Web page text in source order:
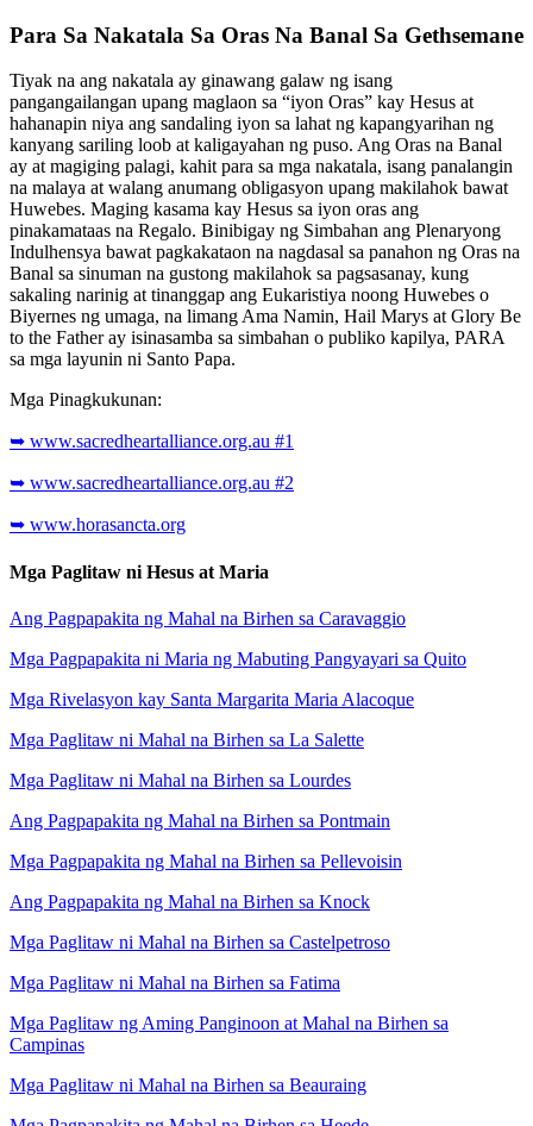
Para Sa Nakatala Sa Oras Na Banal Sa Gethsemane
Tiyak na ang nakatala ay ginawang galaw ng isang
pangangailangan upang maglaon sa “iyon Oras” kay Hesus at
hahanapin niya ang sandaling iyon sa lahat ng kapangyarihan ng
kanyang sariling loob at kaligayahan ng puso. Ang Oras na Banal
ay at magiging palagi, kahit para sa mga nakatala, isang panalangin
na malaya at walang anumang obligasyon upang makilahok bawat
Huwebes. Maging kasama kay Hesus sa iyon oras ang
pinakamataas na Regalo. Binibigay ng Simbahan ang Plenaryong
Indulhensya bawat pagkakataon na nagdasal sa panahon ng Oras na
Banal sa sinuman na gustong makilahok sa pagsasanay, kung
sakaling narinig at tinanggap ang Eukaristiya noong Huwebes o
Biyernes ng umaga, na limang Ama Namin, Hail Marys at Glory Be
to the Father ay isinasamba sa simbahan o publiko kapilya, PARA
sa mga layunin ni Santo Papa.
Mga Pinagkukunan:
➥ www.sacredheartalliance.org.au #1
➥ www.sacredheartalliance.org.au #2
➥ www.horasancta.org
Mga Paglitaw ni Hesus at Maria
Ang Pagpapakita ng Mahal na Birhen sa Caravaggio
Mga Pagpapakita ni Maria ng Mabuting Pangyayari sa Quito
Mga Rivelasyon kay Santa Margarita Maria Alacoque
Mga Paglitaw ni Mahal na Birhen sa La Salette
Mga Paglitaw ni Mahal na Birhen sa Lourdes
Ang Pagpapakita ng Mahal na Birhen sa Pontmain
Mga Pagpapakita ng Mahal na Birhen sa Pellevoisin
Ang Pagpapakita ng Mahal na Birhen sa Knock
Mga Paglitaw ni Mahal na Birhen sa Castelpetroso
Mga Paglitaw ni Mahal na Birhen sa Fatima
Mga Paglitaw ng Aming Panginoon at Mahal na Birhen sa
Campinas
Mga Paglitaw ni Mahal na Birhen sa Beauraing